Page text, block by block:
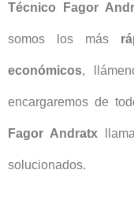
Técnico Fagor
somos los más
económicos,
encargaremos de
Fagor Andratx
solucionados.